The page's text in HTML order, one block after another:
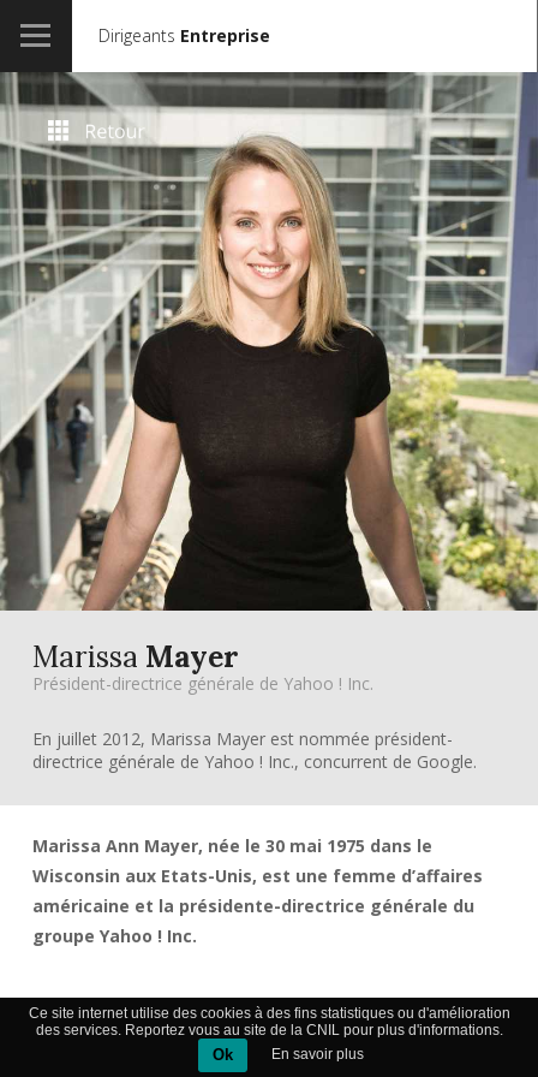
Dirigeants Entreprise
Marissa Mayer
Président-directrice générale de Yahoo ! Inc.
En juillet 2012, Marissa Mayer est nommée président-
directrice générale de Yahoo ! Inc., concurrent de Google.
Marissa Ann Mayer, née le 30 mai 1975 dans le
Wisconsin aux Etats-Unis, est une femme d’affaires
américaine et la présidente-directrice générale du
groupe Yahoo ! Inc.
Formation
Ce site internet utilise des cookies à des fins statistiques ou d'amélioration
des services. Reportez vous au site de la CNIL pour plus d'informations.
Ok En savoir plus